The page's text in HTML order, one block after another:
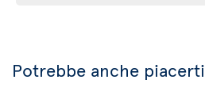
Potrebbe anche piacerti